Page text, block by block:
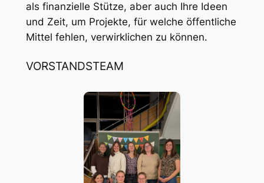
als finanzielle Stütze, aber auch Ihre Ideen
und Zeit, um Projekte, für welche öffentliche
Mittel fehlen, verwirklichen zu können.
VORSTANDSTEAM